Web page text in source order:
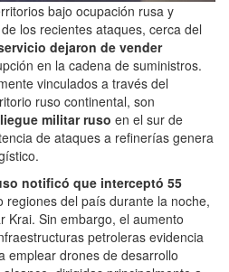
bajo ocupación rusa y
los recientes ataques, cerca del
dejaron de vender
en la cadena de suministros.
vinculados a través del
ruso continental, son
militar ruso en el sur de
de ataques a refinerías genera
notificó que interceptó 55
regiones del país durante la noche,
Krai. Sin embargo, el aumento
petroleras evidencia
emplear drones de desarrollo